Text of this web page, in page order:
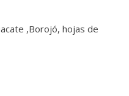
,Borojó, hojas de